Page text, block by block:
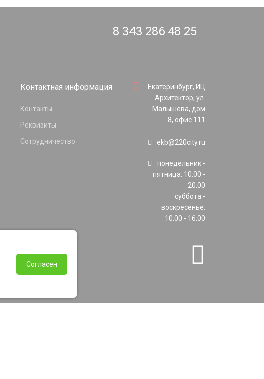
8 343 286 48 25
Контактная информация
Контакты
Реквизиты
Сотрудничество
Екатеринбург, ИЦ
Архитектор, ул.
Малышева, дом
8, офис 111
ekb@220city.ru
понедельник -
пятница: 10:00 -
20:00
суббота -
воскресенье:
10:00 - 16:00
Согласен